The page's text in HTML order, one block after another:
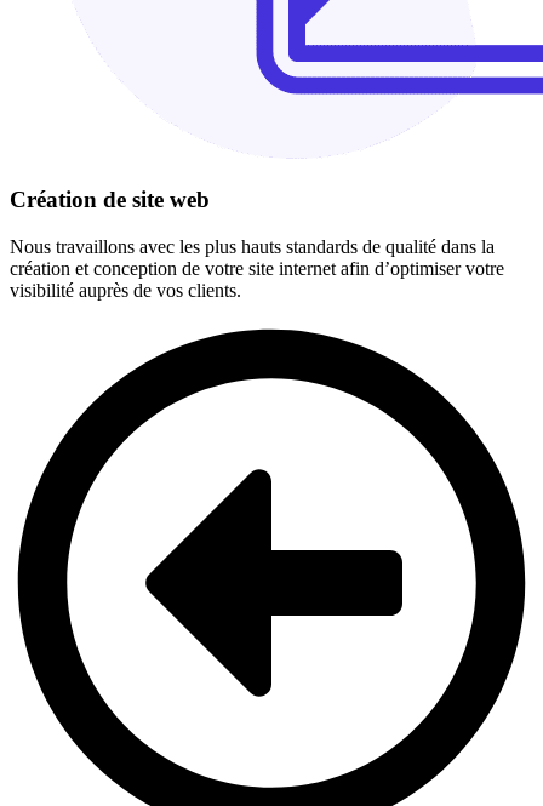
Création de site web
Nous travaillons avec les plus hauts standards de qualité dans la
création et conception de votre site internet afin d’optimiser votre
visibilité auprès de vos clients.